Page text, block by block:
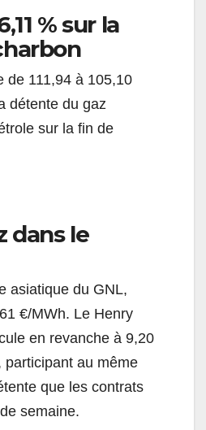
% sur la
de 111,94 à 105,10
détente du gaz
sur la fin de
dans le
asiatique du GNL,
€/MWh. Le Henry
en revanche à 9,20
participant au même
que les contrats
semaine.